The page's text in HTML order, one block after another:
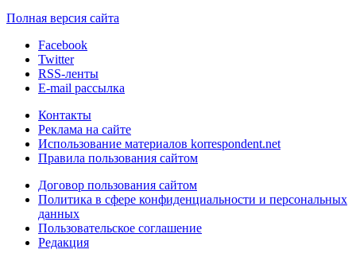
Полная версия сайта
Facebook
Twitter
RSS-ленты
E-mail рассылка
Контакты
Реклама на сайте
Использование материалов korrespondent.net
Правила пользования сайтом
Договор пользования сайтом
Политика в сфере конфиденциальности и персональных
данных
Пользовательское соглашение
Редакция